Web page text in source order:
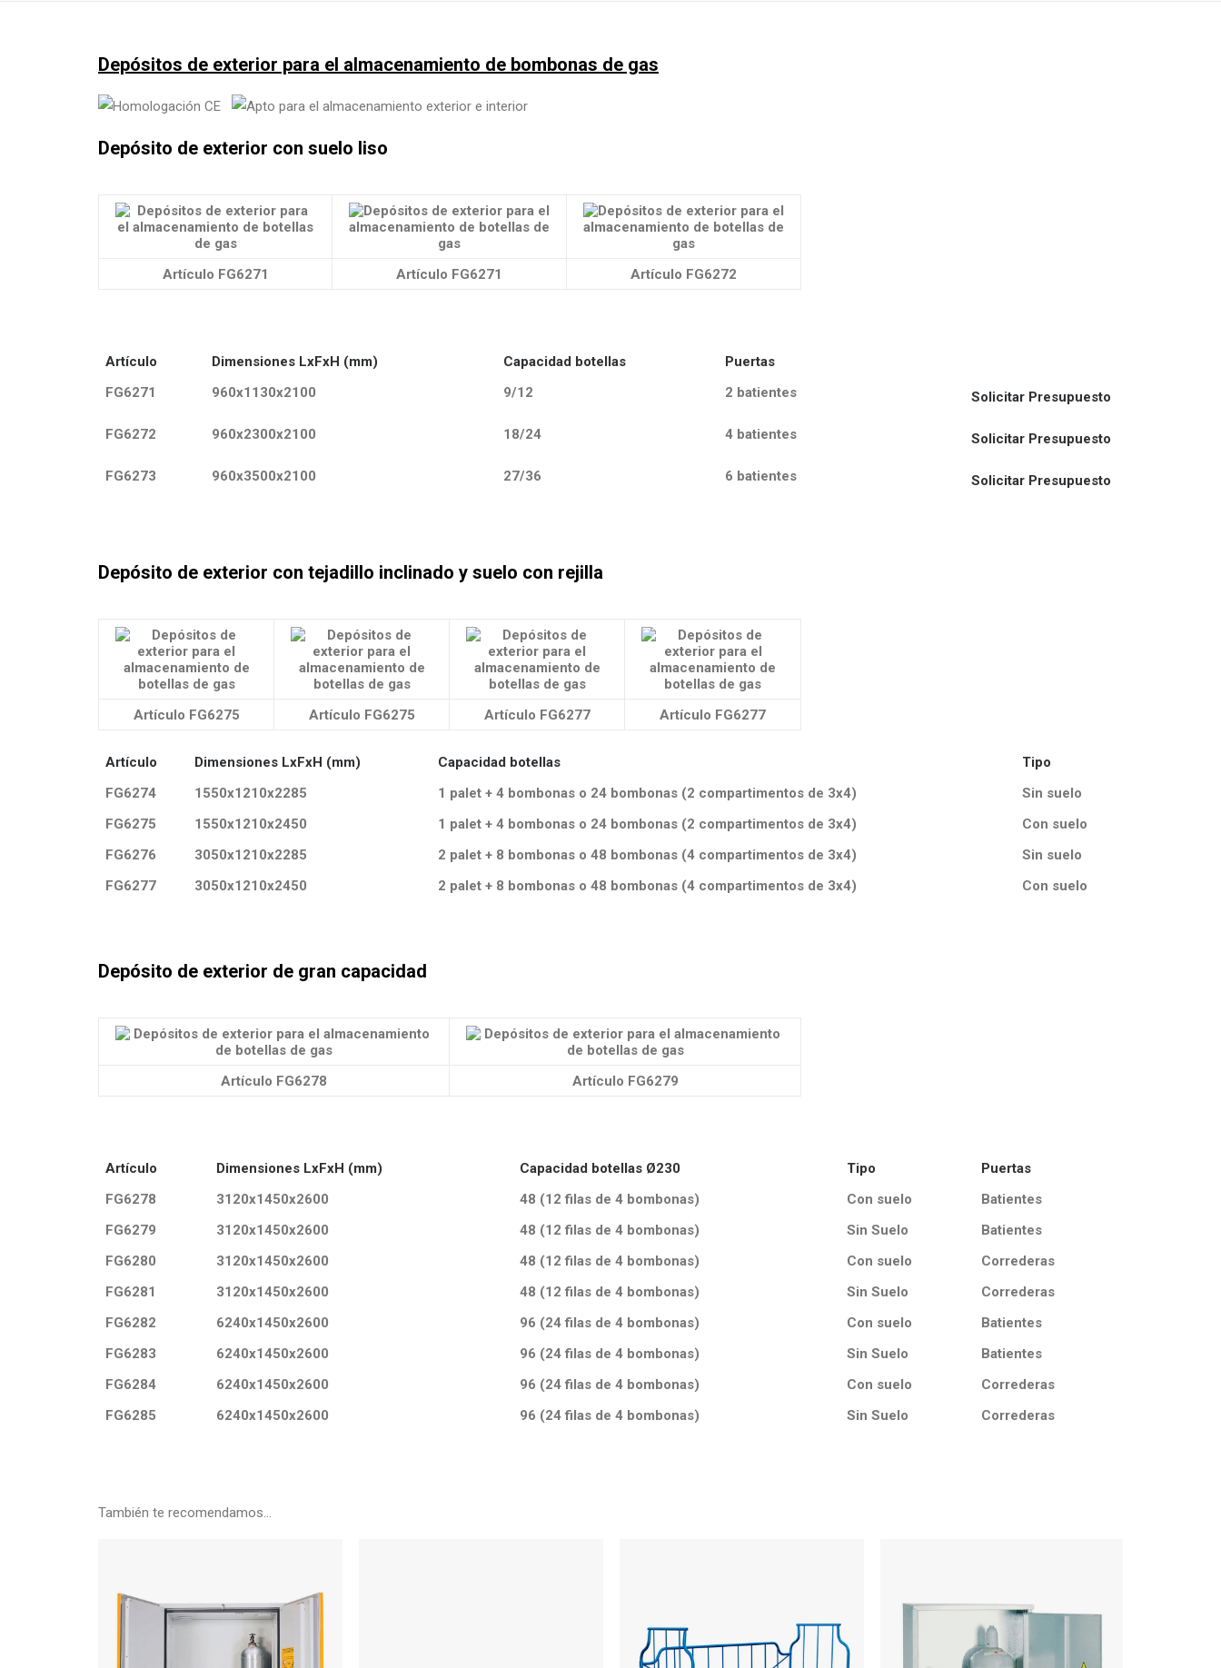
Depósitos de exterior para el almacenamiento de bombonas de gas
Depósito de exterior con suelo liso
Artículo FG6271 Artículo FG6271 Artículo FG6272
Artículo Dimensiones LxFxH (mm) Capacidad botellas
Puertas
FG6271
960x1130x2100 9/12 2 batientes Solicitar Presupuesto
FG6272 960x2300x2100 18/24 4 batientes Solicitar Presupuesto
FG6273 960x3500x2100 27/36 6 batientes Solicitar Presupuesto
Depósito de exterior con tejadillo inclinado y suelo con rejilla
Artículo FG6275 Artículo FG6275 Artículo FG6277 Artículo FG6277
Artículo Dimensiones LxFxH (mm) Capacidad botellas
Tipo
FG6274
1550x1210x2285 1 palet + 4 bombonas o 24 bombonas (2 compartimentos de 3x4)
Sin suelo
FG6275
1550x1210x2450 1 palet + 4 bombonas o 24 bombonas (2 compartimentos de 3x4)
Con suelo
FG6276
3050x1210x2285 2 palet + 8 bombonas o 48 bombonas (4 compartimentos de 3x4)
Sin suelo
FG6277
3050x1210x2450 2 palet + 8 bombonas o 48 bombonas (4 compartimentos de 3x4) Con suelo
Depósito de exterior de gran capacidad
Artículo FG6278 Artículo FG6279
Artículo Dimensiones LxFxH (mm) Capacidad botellas Ø230 Tipo
Puertas
FG6278
3120x1450x2600 48 (12 filas de 4 bombonas) Con suelo
Batientes
FG6279
3120x1450x2600 48 (12 filas de 4 bombonas) Sin Suelo
Batientes
FG6280
3120x1450x2600 48 (12 filas de 4 bombonas) Con suelo
Correderas
FG6281
3120x1450x2600 48 (12 filas de 4 bombonas) Sin Suelo
Correderas
FG6282
6240x1450x2600 96 (24 filas de 4 bombonas) Con suelo
Batientes
FG6283
6240x1450x2600 96 (24 filas de 4 bombonas) Sin Suelo
Batientes
FG6284
6240x1450x2600 96 (24 filas de 4 bombonas) Con suelo
Correderas
FG6285
6240x1450x2600 96 (24 filas de 4 bombonas) Sin Suelo Correderas
También te recomendamos…